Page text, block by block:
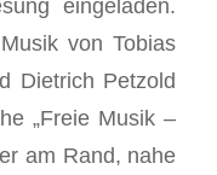
von Tobias
Dietrich Petzold
„Freie Musik –
am Rand, nahe